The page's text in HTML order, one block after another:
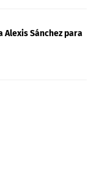
Alexis Sánchez para